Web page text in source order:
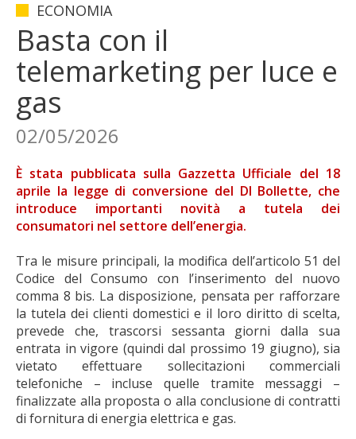
ECONOMIA
Basta con il
telemarketing per luce e
gas
02/05/2026
È stata pubblicata sulla Gazzetta Ufficiale del 18
aprile la legge di conversione del Dl Bollette, che
introduce importanti novità a tutela dei
consumatori nel settore dell’energia.
Tra le misure principali, la modifica dell’articolo 51 del
Codice del Consumo con l’inserimento del nuovo
comma 8 bis. La disposizione, pensata per rafforzare
la tutela dei clienti domestici e il loro diritto di scelta,
prevede che, trascorsi sessanta giorni dalla sua
entrata in vigore (quindi dal prossimo 19 giugno), sia
vietato effettuare sollecitazioni commerciali
telefoniche – incluse quelle tramite messaggi –
finalizzate alla proposta o alla conclusione di contratti
di fornitura di energia elettrica e gas.